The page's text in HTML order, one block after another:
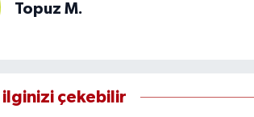
Topuz M.
ilginizi çekebilir